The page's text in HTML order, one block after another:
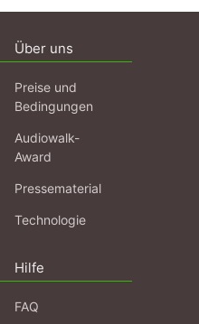
Über uns
Preise und
Bedingungen
Audiowalk-
Award
Pressematerial
Technologie
Hilfe
FAQ